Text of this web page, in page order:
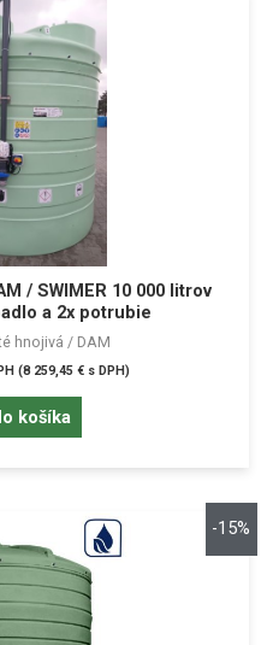
/ SWIMER 10 000 litrov
a 2x potrubie
hnojivá / DAM
(8 259,45 € s DPH)
košíka
-15%